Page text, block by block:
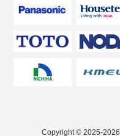
Copyright © 2025-2026